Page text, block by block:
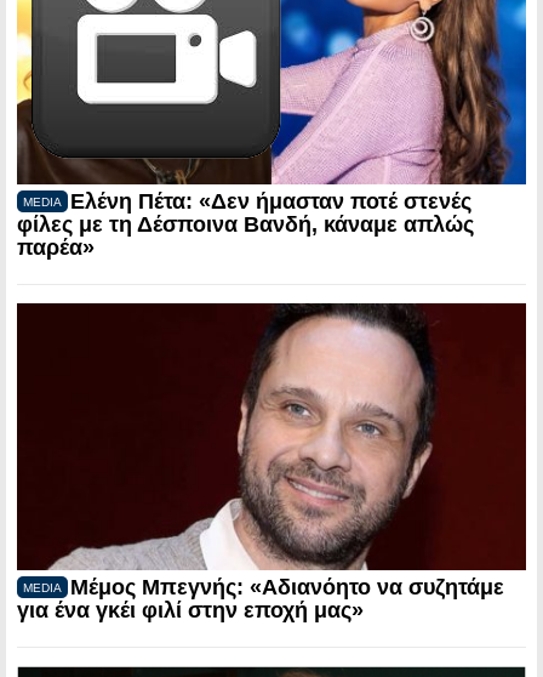
MEDIA
Ελένη Πέτα: «Δεν ήμασταν ποτέ στενές
φίλες με τη Δέσποινα Βανδή, κάναμε απλώς
παρέα»
MEDIA
Μέμος Μπεγνής: «Αδιανόητο να συζητάμε
για ένα γκέι φιλί στην εποχή μας»